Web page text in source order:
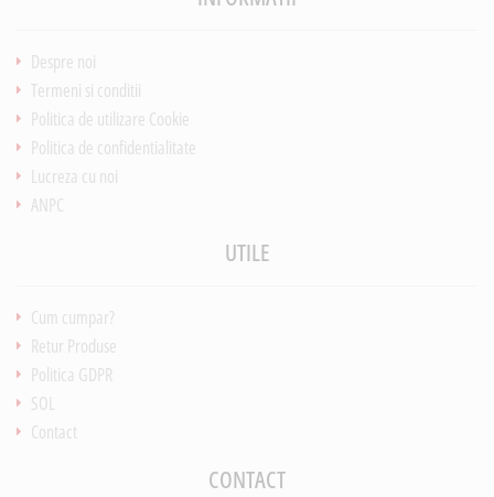
Despre noi
Termeni si conditii
Politica de utilizare Cookie
Politica de confidentialitate
Lucreza cu noi
ANPC
UTILE
Cum cumpar?
Retur Produse
Politica GDPR
SOL
Contact
CONTACT